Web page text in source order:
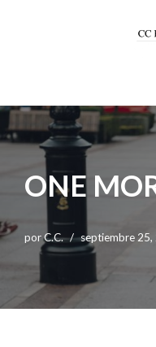
ONE
porC.C. septiembre 25,